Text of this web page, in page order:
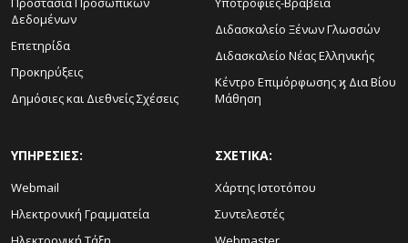
Δεδομένων
Επετηρίδα
Προκηρύξεις
Δημόσιες και Διεθνείς Σχέσεις
Διδασκαλείο Ξένων Γλωσσών
Διδασκαλείο Νέας Ελληνικής
Κέντρο Επιμόρφωσης ϗ Δια Βίου
Μάθηση
ΥΠΗΡΕΣΙΕΣ:
Webmail
Ηλεκτρονική Γραμματεία
ΣΧΕΤΙΚΑ:
Χάρτης Ιστοτόπου
Συντελεστές